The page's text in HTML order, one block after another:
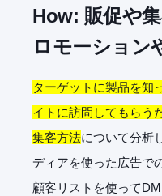
How: 販促や
ロモーション
ターゲットに製品を知
イトに訪問してもらう
集客方法について分析
ディアを使った広告で
顧客リストを使って